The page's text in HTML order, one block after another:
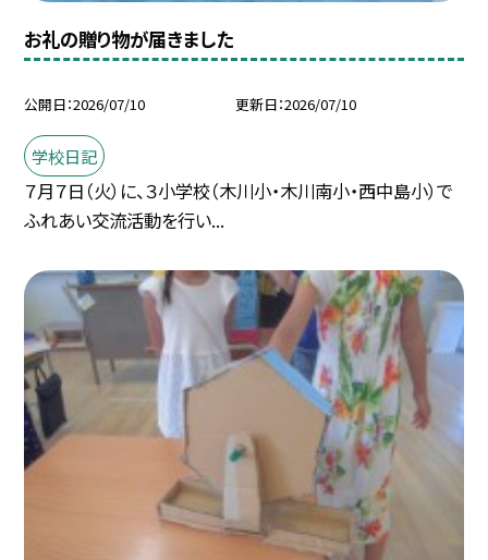
お礼の贈り物が届きました
公開日 2026/07/10 更新日 2026/07/10
学校日記
７月７日（火）に、３小学校（木川小・木川南小・西中島小）で
ふれあい交流活動を行い...